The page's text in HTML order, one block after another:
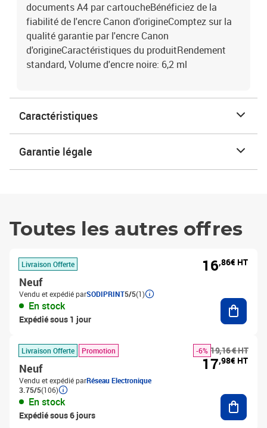
documents A4 par cartoucheBénéficiez de la
fiabilité de l'encre Canon d'origineComptez sur la
qualité garantie par l'encre Canon
d'origineCaractéristiques du produitRendement
standard, Volume d'encre noire: 6,2 ml
Caractéristiques
Garantie légale
Toutes les autres offres
Livraison Offerte
Neuf
Vendu et expédié parSODIPRINT5/5(1)
En stock
Expédié sous 1 jour
16,86€ HT
Livraison Offerte Promotion
Neuf
Vendu et expédié parRéseau Electronique
3.75/5(106)
En stock
Expédié sous 6 jours
19,16 € HT
-6%
17,98€ HT